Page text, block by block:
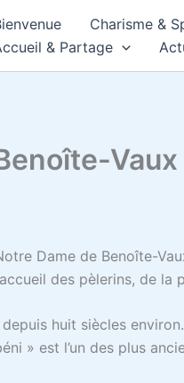
Charisme &
& Partage
Vaux
Dame de Benoîte-
des pèlerins, de la
huit siècles environ.
» est l’un des plus